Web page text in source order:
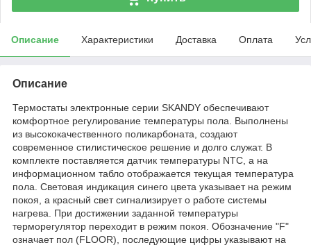
Описание Характеристики Доставка Оплата
Описание
Термостаты электронные серии SKANDY обеспечивают
комфортное регулирование температуры пола. Выполнены
из высококачественного поликарбоната, создают
современное стилистическое решение и долго служат. В
комплекте поставляется датчик температуры NTC, а на
информационном табло отображается текущая температура
пола. Световая индикация синего цвета указывает на режим
покоя, а красный свет сигнализирует о работе системы
нагрева. При достижении заданной температуры
терморегулятор переходит в режим покоя. Обозначение "F"
означает пол (FLOOR), последующие цифры указывают на